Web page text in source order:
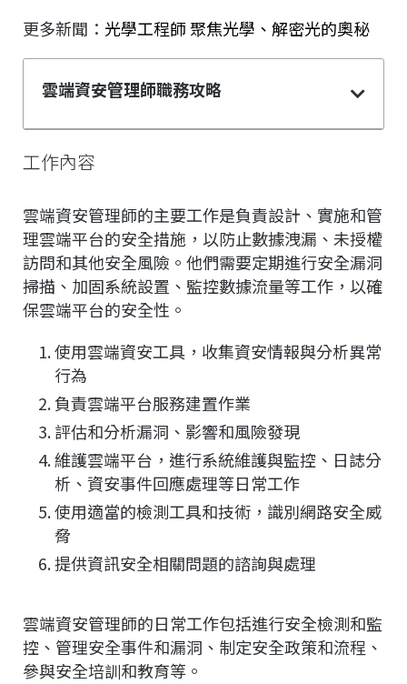
更多新聞： 光學工程師 聚焦光學、解密光的奧秘
雲端資安管理師職務攻略
工作內容
雲端資安管理師的主要工作是負責設計、實施和管
理雲端平台的安全措施，以防止數據洩漏、未授權
訪問和其他安全風險。他們需要定期進行安全漏洞
掃描、加固系統設置、監控數據流量等工作，以確
保雲端平台的安全性。
使用雲端資安工具，收集資安情報與分析異常
行為
負責雲端平台服務建置作業
評估和分析漏洞、影響和風險發現
維護雲端平台，進行系統維護與監控、日誌分
析、資安事件回應處理等日常工作
使用適當的檢測工具和技術，識別網路安全威
脅
提供資訊安全相關問題的諮詢與處理
雲端資安管理師的日常工作包括進行安全檢測和監
控、管理安全事件和漏洞、制定安全政策和流程、
參與安全培訓和教育等。